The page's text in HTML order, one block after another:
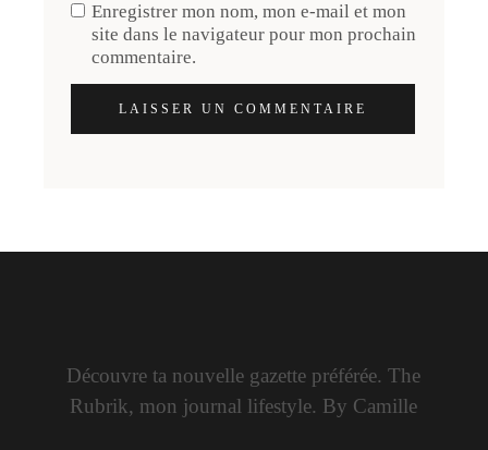
Enregistrer mon nom, mon e-mail et mon
site dans le navigateur pour mon prochain
commentaire.
LAISSER UN COMMENTAIRE
Découvre ta nouvelle gazette préférée. The
Rubrik, mon journal lifestyle. By Camille